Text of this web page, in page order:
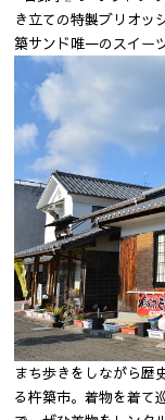
き立ての特製ブリオッ
築サンド唯一のスイー
まち歩きをしながら歴
る杵築市。着物を着て